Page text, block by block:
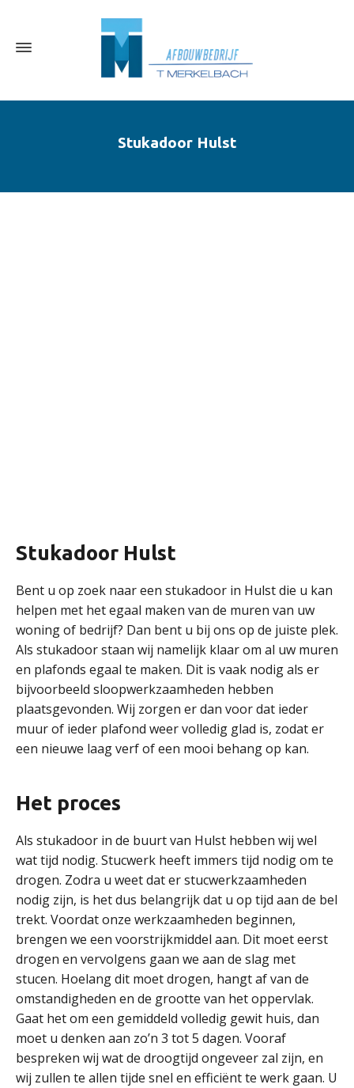
Stukadoor Hulst
Stukadoor Hulst
Bent u op zoek naar een stukadoor in Hulst die u kan
helpen met het egaal maken van de muren van uw
woning of bedrijf? Dan bent u bij ons op de juiste plek.
Als stukadoor staan wij namelijk klaar om al uw muren
en plafonds egaal te maken. Dit is vaak nodig als er
bijvoorbeeld sloopwerkzaamheden hebben
plaatsgevonden. Wij zorgen er dan voor dat ieder
muur of ieder plafond weer volledig glad is, zodat er
een nieuwe laag verf of een mooi behang op kan.
Het proces
Als stukadoor in de buurt van Hulst hebben wij wel
wat tijd nodig. Stucwerk heeft immers tijd nodig om te
drogen. Zodra u weet dat er stucwerkzaamheden
nodig zijn, is het dus belangrijk dat u op tijd aan de bel
trekt. Voordat onze werkzaamheden beginnen,
brengen we een voorstrijkmiddel aan. Dit moet eerst
drogen en vervolgens gaan we aan de slag met
stucen. Hoelang dit moet drogen, hangt af van de
omstandigheden en de grootte van het oppervlak.
Gaat het om een gemiddeld volledig gewit huis, dan
moet u denken aan zo’n 3 tot 5 dagen. Vooraf
bespreken wij wat de droogtijd ongeveer zal zijn, en
wij zullen te allen tijde snel en efficiënt te werk gaan. U